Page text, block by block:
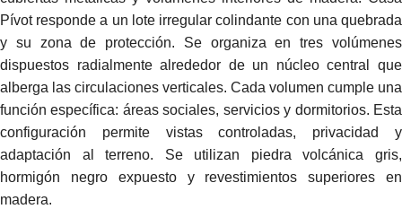
Pívot responde a un lote irregular colindante con una quebrada
y su zona de protección. Se organiza en tres volúmenes
dispuestos radialmente alrededor de un núcleo central que
alberga las circulaciones verticales. Cada volumen cumple una
función específica: áreas sociales, servicios y dormitorios. Esta
configuración permite vistas controladas, privacidad y
adaptación al terreno. Se utilizan piedra volcánica gris,
hormigón negro expuesto y revestimientos superiores en
madera.